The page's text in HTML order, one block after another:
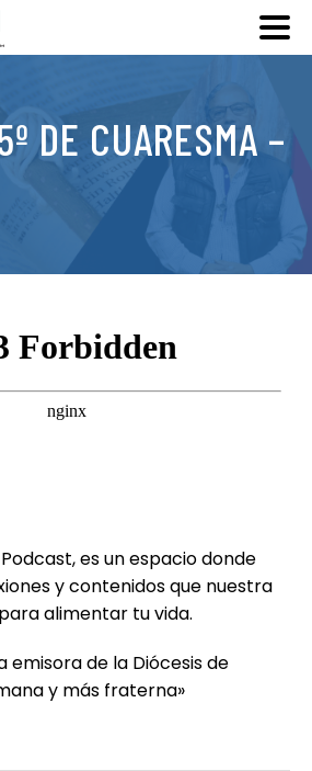
DE CUARESMA –
Podcast, es un espacio donde
y contenidos que nuestra
alimentar tu vida.
emisora de la Diócesis de
y más fraterna»